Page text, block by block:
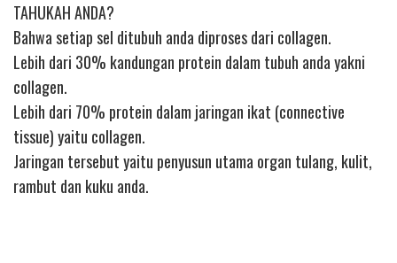
TAHUKAH ANDA?
Bahwa setiap sel ditubuh anda diproses dari collagen.
Lebih dari 30% kandungan protein dalam tubuh anda yakni
collagen.
Lebih dari 70% protein dalam jaringan ikat (connective
tissue) yaitu collagen.
Jaringan tersebut yaitu penyusun utama organ tulang, kulit,
rambut dan kuku anda.